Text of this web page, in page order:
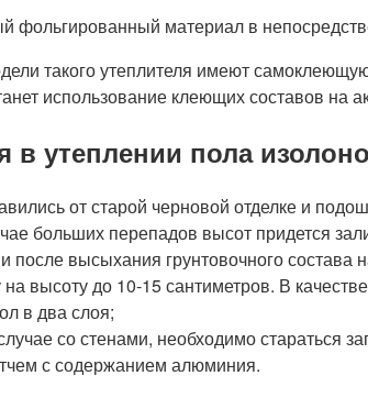
материал в
такого утеплителя имеют
использование клеющих составов на
в утеплении пола
от старой черновой отделке и
больших перепадов высот придется
после высыхания грунтовочного
высоту до 10-15 сантиметров. В
в два слоя;
со стенами, необходимо стараться
с содержанием алюминия.